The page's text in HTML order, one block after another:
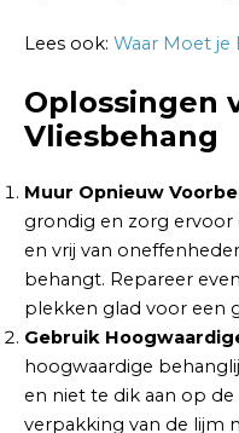
Lees ook: Waar Moet
Oplossingen
Vliesbehang
Muur Opnieuw
grondig en zorg
en vrij van
behangt. Repareer
plekken glad voor een
Gebruik
hoogwaardige
en niet te dik aan op
verpakking van de lijm